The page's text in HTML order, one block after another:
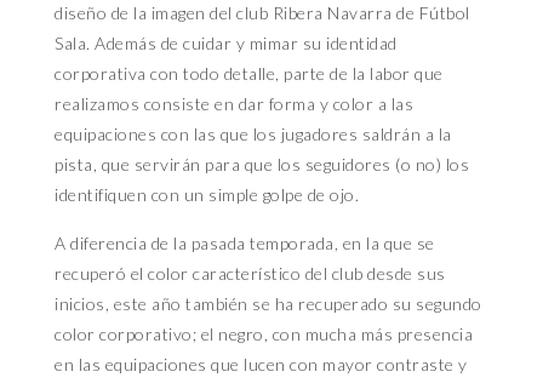
diseño de la imagen del club Ribera Navarra de Fútbol
Sala. Además de cuidar y mimar su identidad
corporativa con todo detalle, parte de la labor que
realizamos consiste en dar forma y color a las
equipaciones con las que los jugadores saldrán a la
pista, que servirán para que los seguidores (o no) los
identifiquen con un simple golpe de ojo.
A diferencia de la pasada temporada, en la que se
recuperó el color característico del club desde sus
inicios, este año también se ha recuperado su segundo
color corporativo; el negro, con mucha más presencia
en las equipaciones que lucen con mayor contraste y